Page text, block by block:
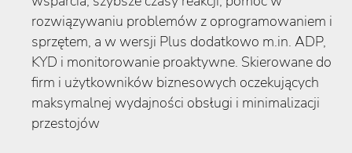
rozwiązywaniu problemów z oprogramowaniem i
sprzętem, a w wersji Plus dodatkowo m.in. ADP,
KYD i monitorowanie proaktywne. Skierowane do
firm i użytkowników biznesowych oczekujących
maksymalnej wydajności obsługi i minimalizacji
przestojów